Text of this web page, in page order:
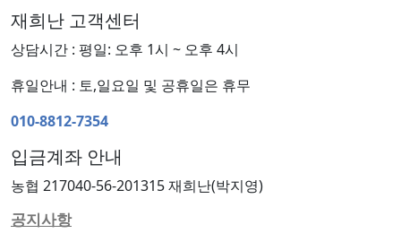
재희난 고객센터
상담시간 : 평일: 오후 1시 ~ 오후 4시
휴일안내 : 토,일요일 및 공휴일은 휴무
010-8812-7354
입금계좌 안내
농협 217040-56-201315 재희난(박지영)
공지사항